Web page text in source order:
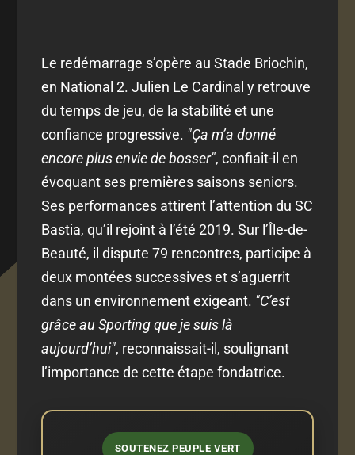
Le redémarrage s’opère au Stade Briochin,
en National 2. Julien Le Cardinal y retrouve
du temps de jeu, de la stabilité et une
confiance progressive. "Ça m’a donné
encore plus envie de bosser", confiait-il en
évoquant ses premières saisons seniors.
Ses performances attirent l’attention du SC
Bastia, qu’il rejoint à l’été 2019. Sur l’Île-de-
Beauté, il dispute 79 rencontres, participe à
deux montées successives et s’aguerrit
dans un environnement exigeant. "C’est
grâce au Sporting que je suis là
aujourd’hui", reconnaissait-il, soulignant
l’importance de cette étape fondatrice.
SOUTENEZ PEUPLE VERT